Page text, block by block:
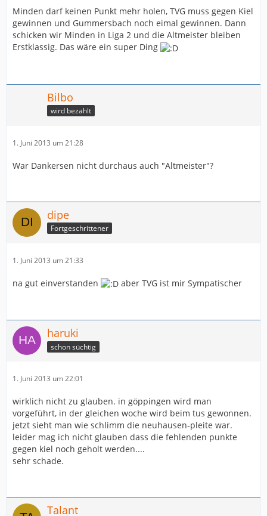
Minden darf keinen Punkt mehr holen, TVG muss gegen Kiel
gewinnen und Gummersbach noch eimal gewinnen. Dann
schicken wir Minden in Liga 2 und die Altmeister bleiben
Erstklassig. Das wäre ein super Ding
Bilbo
wird bezahlt
1. Juni 2013 um 21:28
War Dankersen nicht durchaus auch "Altmeister"?
dipe
Fortgeschrittener
1. Juni 2013 um 21:33
na gut einverstanden aber TVG ist mir Sympatischer
haruki
schon süchtig
1. Juni 2013 um 22:01
wirklich nicht zu glauben. in göppingen wird man
vorgeführt, in der gleichen woche wird beim tus gewonnen.
jetzt sieht man wie schlimm die neuhausen-pleite war.
leider mag ich nicht glauben dass die fehlenden punkte
gegen kiel noch geholt werden....
sehr schade.
Talant